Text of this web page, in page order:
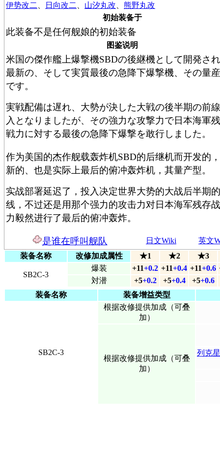
伊势改二
日向改二 山汐丸改
熊野丸改
初始装备于
此装备不是任何舰娘的初始装备
图鉴说明
米国の傑作艦上爆撃機SBDの後継機として開発さ
最新の、そして実質最後の急降下爆撃機、その量
です。
実戦配備は遅れ、大勢が決した大戦の後半期の前
入となりましたが、その強力な攻撃力で日本海軍
戦力に対する最後の急降下爆撃を敢行しました。
作为美国的杰作舰载轰炸机SBD的后继机而开发的
新的、也是实际上最后的俯冲轰炸机，其量产型。
实战部署延迟了，投入决定世界大势的大战后半期
线，不过还是用那个强力的攻击力对日本海军残存
力毅然进行了最后的俯冲轰炸。
是谁在呼叫舰队 日文Wiki
英文
装备名称
改修加成属性 ★1 ★2 ★3
SB2C-3
爆装 +11+0.2 +11+0.4 +11+0.6
対潜
+5+0.2 +5+0.4 +5+0.6
装备名称
装备增益类型
SB2C-3
根据改修提供加成（可叠
加）
根据改修提供加成（可叠
加）
列克